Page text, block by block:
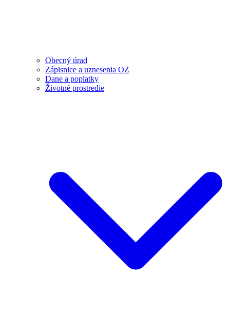
Obecný úrad
Zápisnice a uznesenia OZ
Dane a poplatky
Životné prostredie